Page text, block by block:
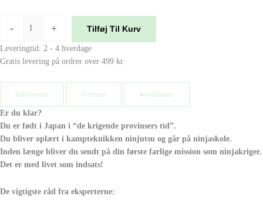
- + Tilføj Til Kurv
Leveringtid: 2 - 4 hverdage
Gratis levering på ordrer over 499 kr.
Beksrivelse Forfatter Anmeldelser
Er du klar?
Du er født i Japan i “de krigende provinsers tid”.
Du bliver oplært i kampteknikken ninjutsu og går på ninjaskole.
Inden længe bliver du sendt på din første farlige mission som ninjakriger.
Det er med livet som indsats!
De vigtigste råd fra eksperterne: